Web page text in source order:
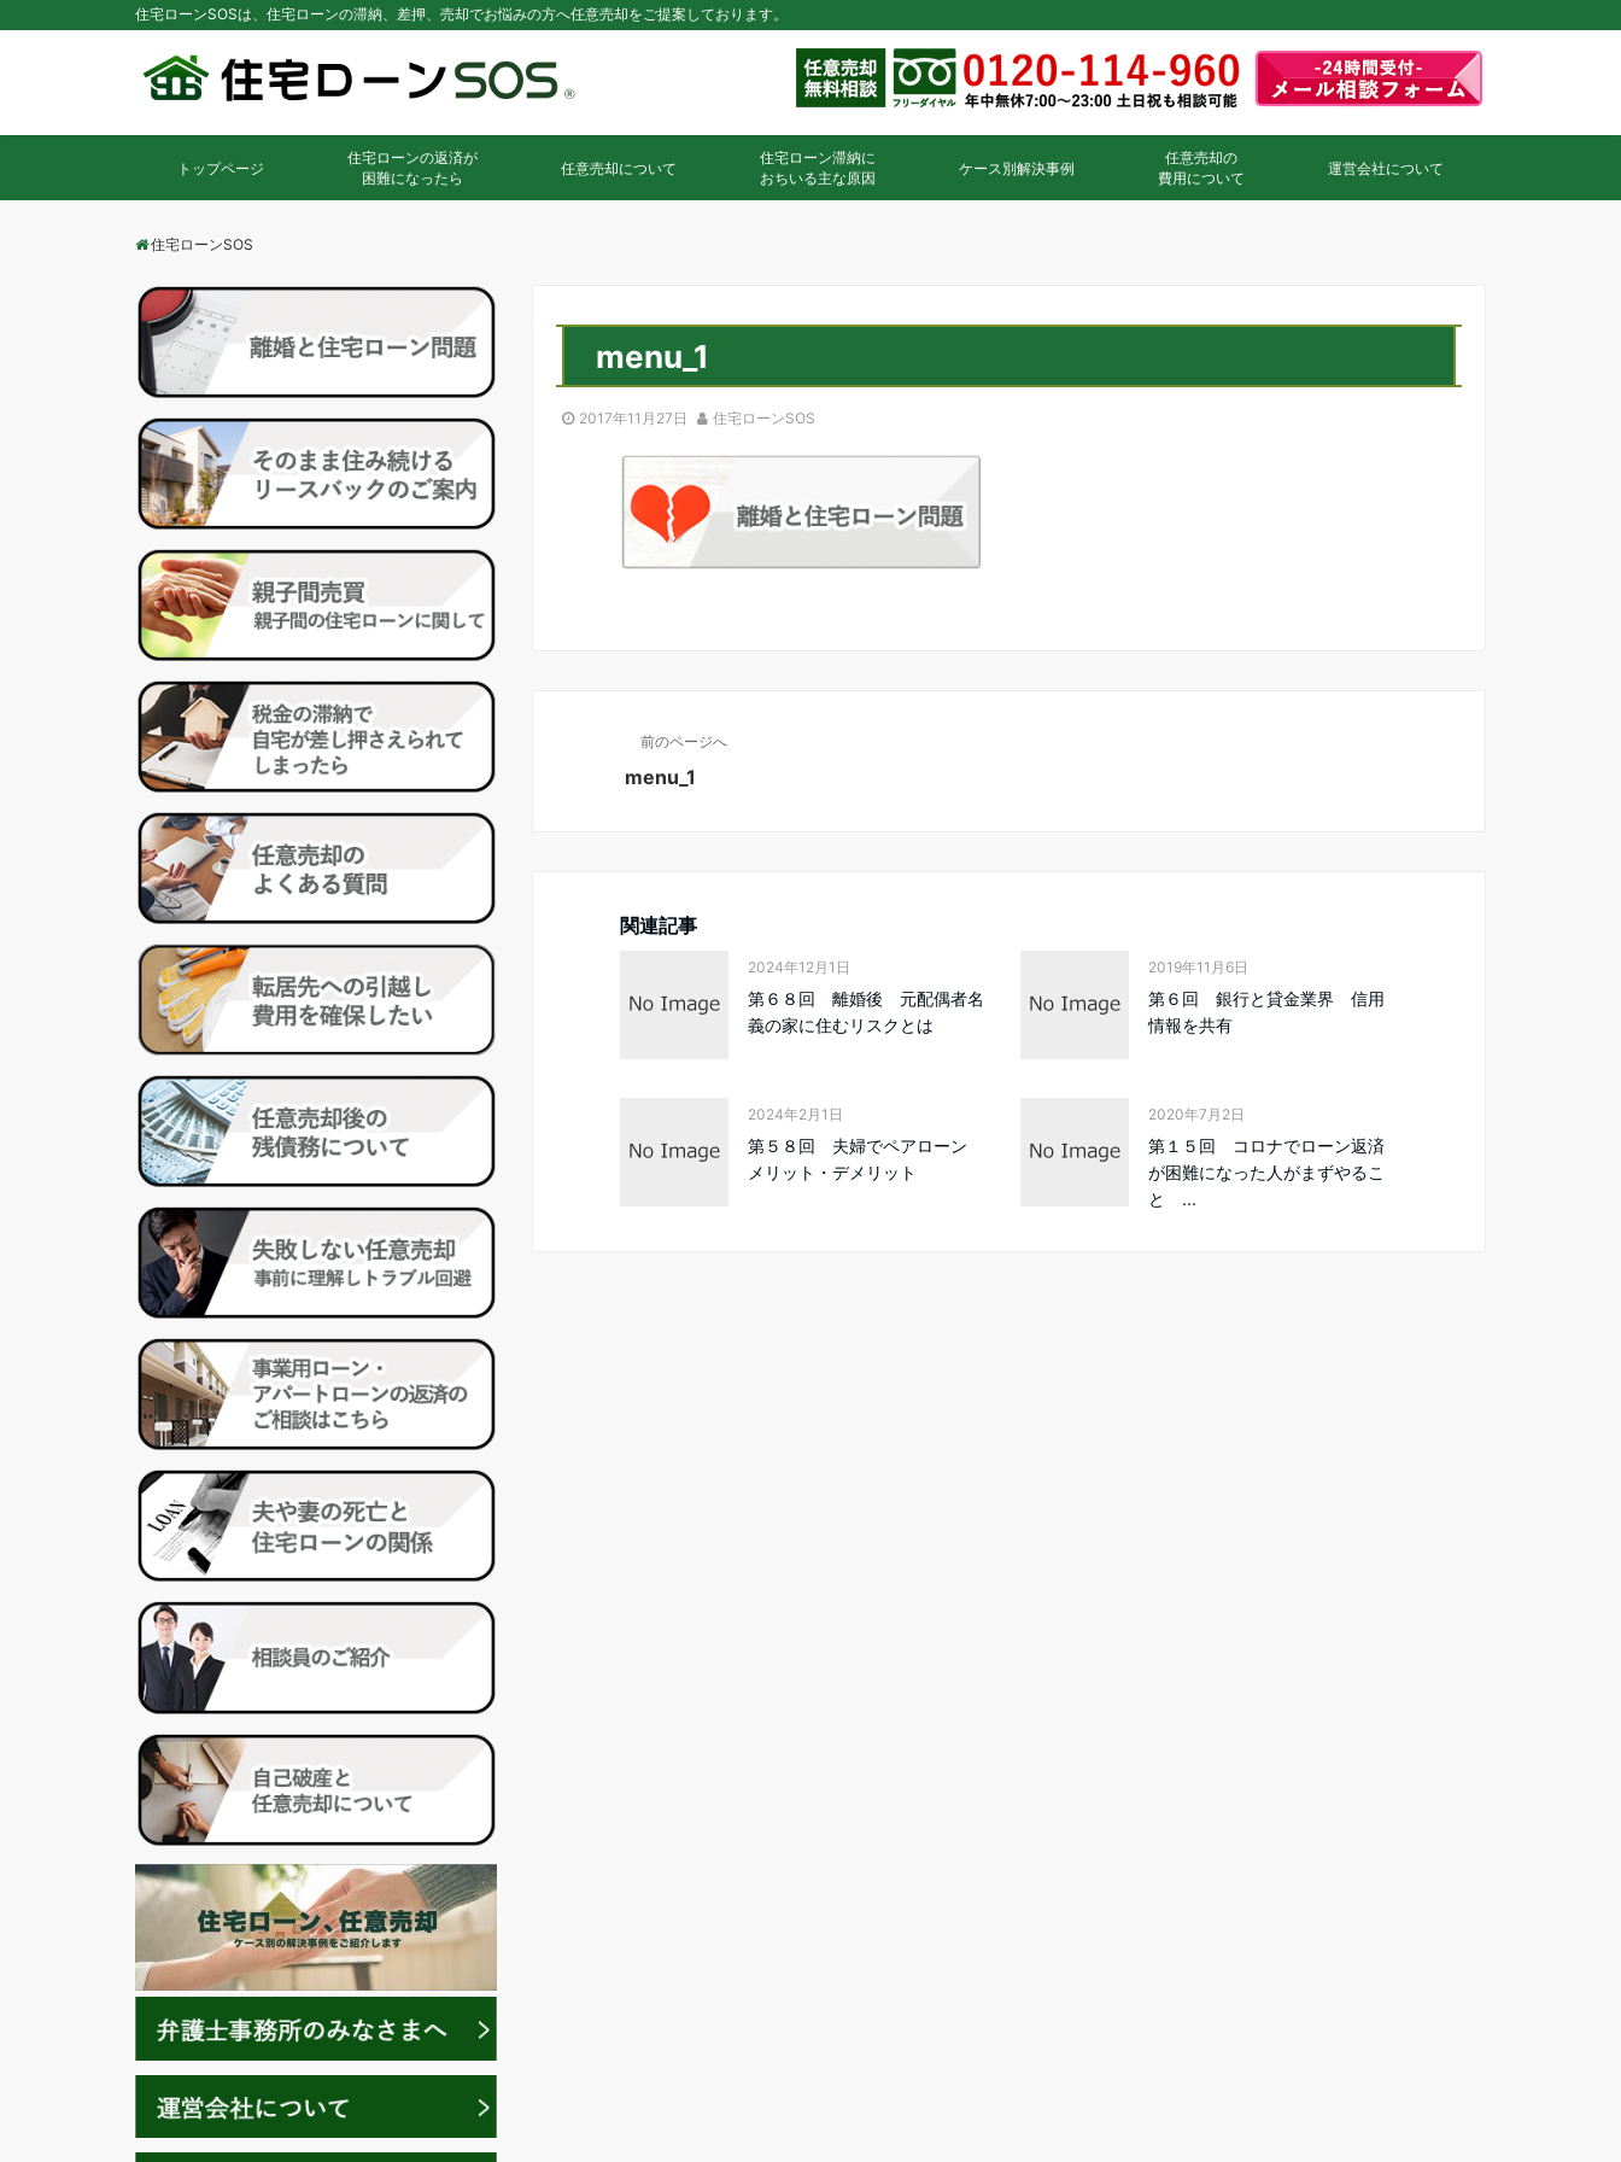
住宅ローンSOSは、住宅ローンの滞納、差押、売却でお悩みの方へ任意売却をご提案しております。
トップページ
住宅ローンの返済が
困難になったら
任意売却について
住宅ローン滞納に
おちいる主な原因
ケース別解決事例
任意売却の
費用について
運営会社について
住宅ローンSOS
menu_1
2017年11月27日 住宅ローンSOS
前のページへ
menu_1
関連記事
2024年12月1日
第６８回 離婚後 元配偶者名
義の家に住むリスクとは
2019年11月6日
第６回 銀行と貸金業界 信用
情報を共有
2024年2月1日
第５８回 夫婦でペアローン
メリット・デメリット
2020年7月2日
第１５回 コロナでローン返済
が困難になった人がまずやるこ
と ...